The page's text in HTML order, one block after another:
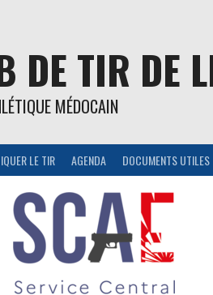
DE TIR DE
MÉDOCAIN
LE TIR AGENDA DOCUMENTS UTILES